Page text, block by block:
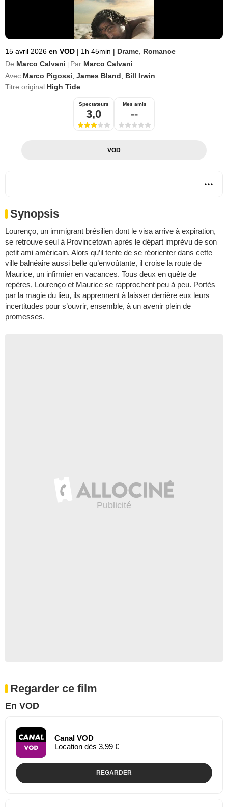
15 avril 2026 en VOD | 1h 45min | Drame Romance
De Marco Calvani Par Marco Calvani
Avec Marco Pigossi James Bland
Bill Irwin
Titre original High Tide
Spectateurs
3,0
Mes amis
--
VOD
Synopsis
Lourenço, un immigrant brésilien dont le visa arrive à expiration,
se retrouve seul à Provincetown après le départ imprévu de son
petit ami américain. Alors qu’il tente de se réorienter dans cette
ville balnéaire aussi belle qu’envoûtante, il croise la route de
Maurice, un infirmier en vacances. Tous deux en quête de
repères, Lourenço et Maurice se rapprochent peu à peu. Portés
par la magie du lieu, ils apprennent à laisser derrière eux leurs
incertitudes pour s’ouvrir, ensemble, à un avenir plein de
promesses.
Regarder ce film
En VOD
Canal VOD
Location dès 3,99 €
REGARDER